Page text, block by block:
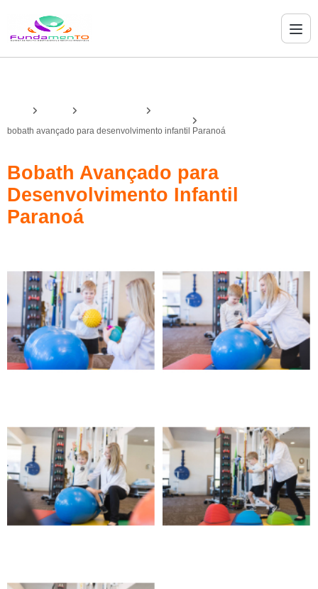
bobath avançado para desenvolvimento infantil Paranoá
Bobath Avançado para
Desenvolvimento Infantil
Paranoá